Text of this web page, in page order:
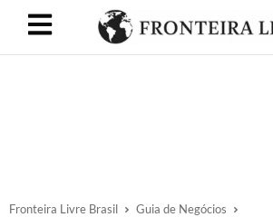
Fronteira Livre Brasil
Guia de Negócios